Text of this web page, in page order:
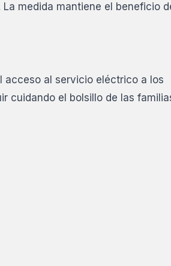
medida mantiene el beneficio
acceso al servicio eléctrico a los
cuidando el bolsillo de las